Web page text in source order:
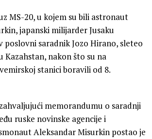
MS-20, u kojem su bili astronaut
japanski milijarder Jusaku
poslovni saradnik Jozo Hirano, sleteo
Kazahstan, nakon što su na
stanici boravili od 8.
memorandumu o saradnji
ruske novinske agencije i
Aleksandar Misurkin postao je